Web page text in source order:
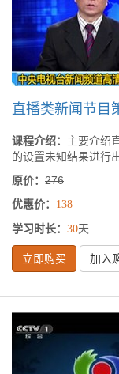
直播类新闻节目
课程介绍： 主要介绍
的设置未知结果进行
原价： 276
优惠价： 138
学习时长： 30天
立即购买 加入